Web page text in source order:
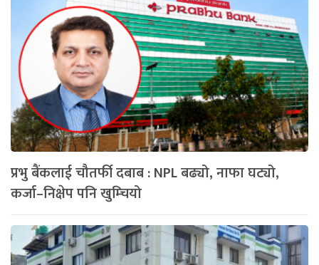
प्रभु बैंकलाई चौतर्फी दबाब : NPL बढ्यो, नाफा घट्यो,
कर्जा–निक्षेप पनि खुम्चियो